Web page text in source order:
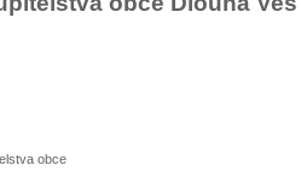
obce